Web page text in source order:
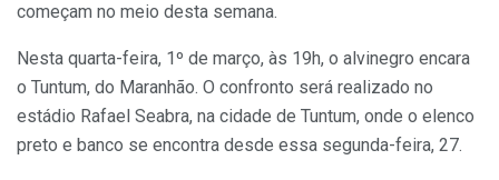
começam no meio desta semana.
Nesta quarta-feira, 1º de março, às 19h, o alvinegro encara
o Tuntum, do Maranhão. O confronto será realizado no
estádio Rafael Seabra, na cidade de Tuntum, onde o elenco
preto e banco se encontra desde essa segunda-feira, 27.